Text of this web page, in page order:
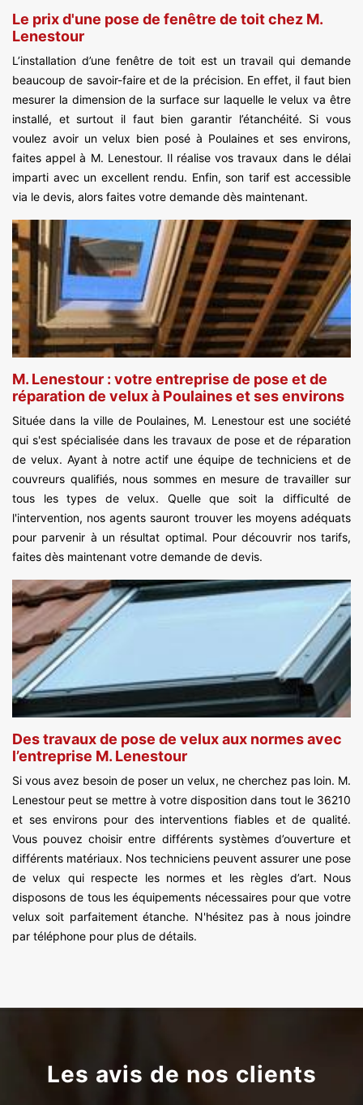
Le prix d'une pose de fenêtre de toit chez M.
Lenestour
L’installation d’une fenêtre de toit est un travail qui demande
beaucoup de savoir-faire et de la précision. En effet, il faut bien
mesurer la dimension de la surface sur laquelle le velux va être
installé, et surtout il faut bien garantir l’étanchéité. Si vous
voulez avoir un velux bien posé à Poulaines et ses environs,
faites appel à M. Lenestour. Il réalise vos travaux dans le délai
imparti avec un excellent rendu. Enfin, son tarif est accessible
via le devis, alors faites votre demande dès maintenant.
M. Lenestour : votre entreprise de pose et de
réparation de velux à Poulaines et ses environs
Située dans la ville de Poulaines, M. Lenestour est une société
qui s'est spécialisée dans les travaux de pose et de réparation
de velux. Ayant à notre actif une équipe de techniciens et de
couvreurs qualifiés, nous sommes en mesure de travailler sur
tous les types de velux. Quelle que soit la difficulté de
l'intervention, nos agents sauront trouver les moyens adéquats
pour parvenir à un résultat optimal. Pour découvrir nos tarifs,
faites dès maintenant votre demande de devis.
Des travaux de pose de velux aux normes avec
l’entreprise M. Lenestour
Si vous avez besoin de poser un velux, ne cherchez pas loin. M.
Lenestour peut se mettre à votre disposition dans tout le 36210
et ses environs pour des interventions fiables et de qualité.
Vous pouvez choisir entre différents systèmes d’ouverture et
différents matériaux. Nos techniciens peuvent assurer une pose
de velux qui respecte les normes et les règles d’art. Nous
disposons de tous les équipements nécessaires pour que votre
velux soit parfaitement étanche. N'hésitez pas à nous joindre
par téléphone pour plus de détails.
Les avis de nos clients